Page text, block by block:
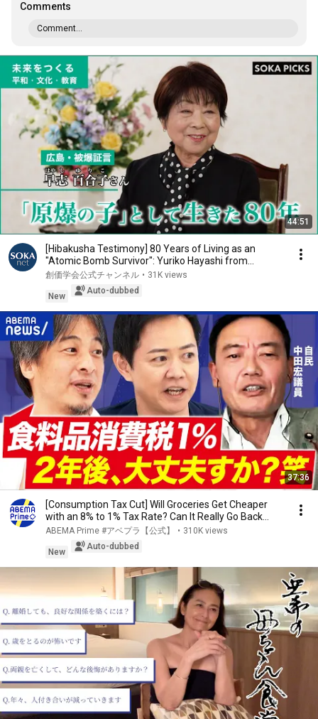
Comments
Comment...
44:51
[Hibakusha Testimony] 80 Years of Living as an
"Atomic Bomb Survivor": Yuriko Hayashi from
Hirosh...
創価学会公式チャンネル • 31K views
New
Auto-dubbed
37:36
[Consumption Tax Cut] Will Groceries Get Cheaper
with an 8% to 1% Tax Rate? Can It Really Go Back...
ABEMA Prime #アベプラ【公式】 • 310K views
New
Auto-dubbed